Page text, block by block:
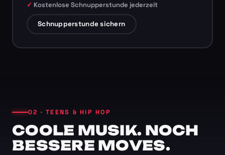
Kostenlose Schnupperstunde jederzeit
Schnupperstunde sichern
02 · TEENS & HIP HOP
COOLE MUSIK. NOCH
BESSERE MOVES.